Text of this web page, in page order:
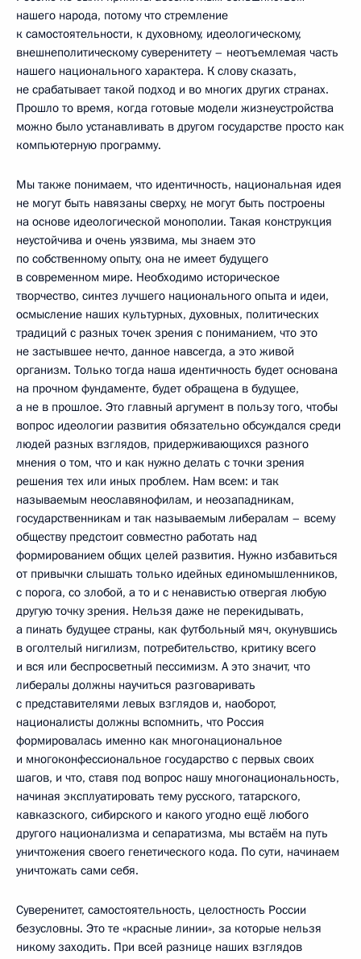
нашего народа, потому что стремление
к самостоятельности, к духовному, идеологическому,
внешнеполитическому суверенитету – неотъемлемая часть
нашего национального характера. К слову сказать,
не срабатывает такой подход и во многих других странах.
Прошло то время, когда готовые модели жизнеустройства
можно было устанавливать в другом государстве просто как
компьютерную программу.
Мы также понимаем, что идентичность, национальная идея
не могут быть навязаны сверху, не могут быть построены
на основе идеологической монополии. Такая конструкция
неустойчива и очень уязвима, мы знаем это
по собственному опыту, она не имеет будущего
в современном мире. Необходимо историческое
творчество, синтез лучшего национального опыта и идеи,
осмысление наших культурных, духовных, политических
традиций с разных точек зрения с пониманием, что это
не застывшее нечто, данное навсегда, а это живой
организм. Только тогда наша идентичность будет основана
на прочном фундаменте, будет обращена в будущее,
а не в прошлое. Это главный аргумент в пользу того, чтобы
вопрос идеологии развития обязательно обсуждался среди
людей разных взглядов, придерживающихся разного
мнения о том, что и как нужно делать с точки зрения
решения тех или иных проблем. Нам всем: и так
называемым неославянофилам, и неозападникам,
государственникам и так называемым либералам – всему
обществу предстоит совместно работать над
формированием общих целей развития. Нужно избавиться
от привычки слышать только идейных единомышленников,
с порога, со злобой, а то и с ненавистью отвергая любую
другую точку зрения. Нельзя даже не перекидывать,
а пинать будущее страны, как футбольный мяч, окунувшись
в оголтелый нигилизм, потребительство, критику всего
и вся или беспросветный пессимизм. А это значит, что
либералы должны научиться разговаривать
с представителями левых взглядов и, наоборот,
националисты должны вспомнить, что Россия
формировалась именно как многонациональное
и многоконфессиональное государство с первых своих
шагов, и что, ставя под вопрос нашу многонациональность,
начиная эксплуатировать тему русского, татарского,
кавказского, сибирского и какого угодно ещё любого
другого национализма и сепаратизма, мы встаём на путь
уничтожения своего генетического кода. По сути, начинаем
уничтожать сами себя.
Суверенитет, самостоятельность, целостность России
безусловны. Это те «красные линии», за которые нельзя
никому заходить. При всей разнице наших взглядов